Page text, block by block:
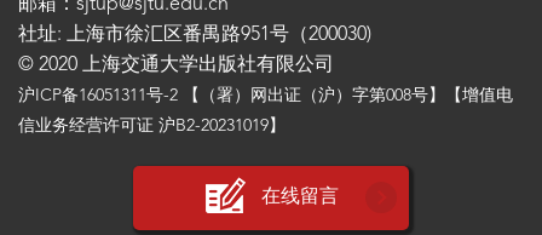
邮箱：sjtup@sjtu.edu.cn
社址: 上海市徐汇区番禺路951号（200030)
© 2020 上海交通大学出版社有限公司
沪ICP备16051311号-2 【（署）网出证（沪）字第008号】【增值电
信业务经营许可证 沪B2-20231019】
在线留言